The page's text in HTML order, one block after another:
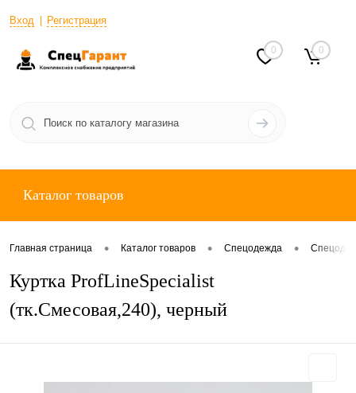
Вход Регистрация
0 0
Каталог товаров
Главная страница • Каталог товаров • Спецодежда •
Куртка ProfLineSpecialist
(тк.Смесовая,240), черный